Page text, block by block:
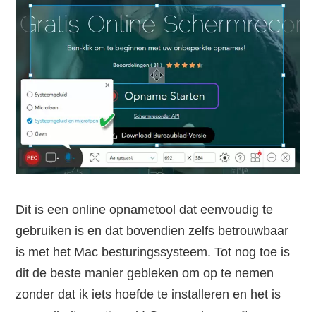
Dit is een online opnametool dat eenvoudig te
gebruiken is en dat bovendien zelfs betrouwbaar
is met het Mac besturingssysteem. Tot nog toe is
dit de beste manier gebleken om op te nemen
zonder dat ik iets hoefde te installeren en het is